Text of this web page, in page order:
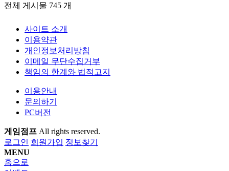
전체 게시물 745 개
사이트 소개
이용약관
개인정보처리방침
이메일 무단수집거부
책임의 한계와 법적고지
이용안내
문의하기
PC버전
게임점프 All rights reserved.
로그인 회원가입 정보찾기
MENU
홈으로